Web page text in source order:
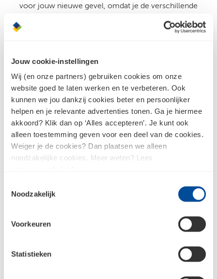
Jouw cookie-instellingen
Wij (en onze partners) gebruiken cookies om onze
website goed te laten werken en te verbeteren. Ook
kunnen we jou dankzij cookies beter en persoonlijker
helpen en je relevante advertenties tonen. Ga je hiermee
akkoord? Klik dan op ‘Alles accepteren’. Je kunt ook
alleen toestemming geven voor een deel van de cookies.
Weiger je de cookies? Dan plaatsen we alleen
noodzakelijke cookies. Meer weten? Lees
Noodzakelijk
Voorkeuren
Statistieken
voor jouw nieuwe gevel, omdat je de verschillende
Alle borden in onze gevelkast zijn voorzien van een
etc.. Zo wordt kiezen nog eenvoudiger.
Laat je inspireren voor jouw
project
gevelbekledingpresentatie van Nederland.